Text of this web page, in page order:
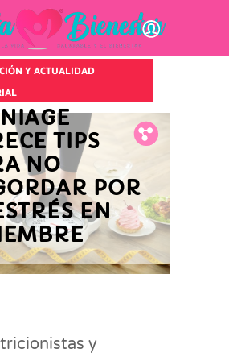
Fb.
Tw.
Pin.
Y ACTUALIDAD
TIPS
NO
POR
EN
y